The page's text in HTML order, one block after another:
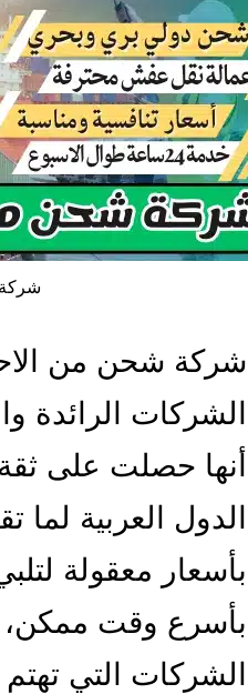
شركة شحن من
الشركات الرائدة
أنها حصلت على
الدول العربية
بأسعار معقولة
بأسرع وقت
الشركات التي تهتم